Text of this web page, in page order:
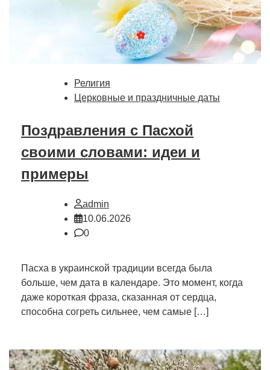
Религия
Церковные и праздничные даты
Поздравления с Пасхой
своими словами: идеи и
примеры
admin
10.06.2026
0
Пасха в украинской традиции всегда была
больше, чем дата в календаре. Это момент, когда
даже короткая фраза, сказанная от сердца,
способна согреть сильнее, чем самые […]